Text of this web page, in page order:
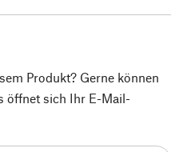
Produkt? Gerne können
öffnet sich Ihr E-Mail-